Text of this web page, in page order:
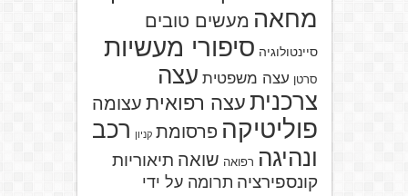
מחאה מעשים טובים
סיינטולוגיה סיפורי מעשיות
סרטן עצה משפטית עצה
צרכנית עצה רפואית עצומה
פוליטיקה פרסומת קניון רכב
ונהיגה רפואה שואה תיאוריות
קונספירציה תרומה על ידי